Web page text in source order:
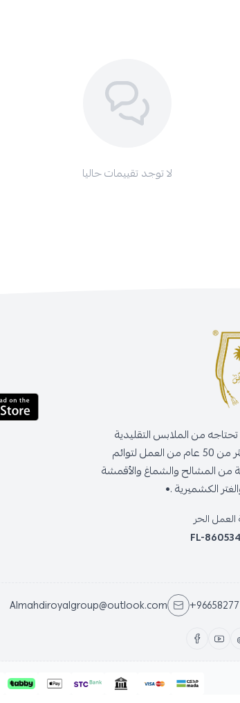
لا توجد تقييمات حاليا
من الملابس التقليدية
الفاخرة تجده هنا ماركة خاص أكثر من 50 عام من العمل لتوائم
من المشالح والشماغ والأقمشة
الكشميرية .•
العمل الحر
FL-
Almahdiroyalgroup@outlook.com